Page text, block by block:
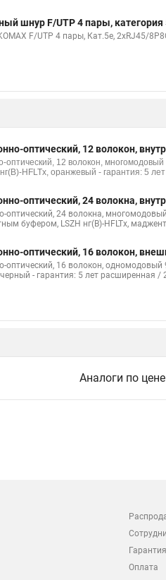
шнур F/UTP 4 пары, категория
F/UTP 4 пары, Кат.5е, 2хRJ45/
оптический, 12 волокон,
оптический, 12 волокон,
HFLTx, оранжевый - гарантия: 5
оптический, 24 волокна,
оптический, 24 волокна,
буфером, LSZH нг(B)-HFLTx,
оптический, 16 волокон,
оптический, 16 волокон,
- гарантия: 5 лет расширенная /
Аналоги по
Гарантия
Оплата